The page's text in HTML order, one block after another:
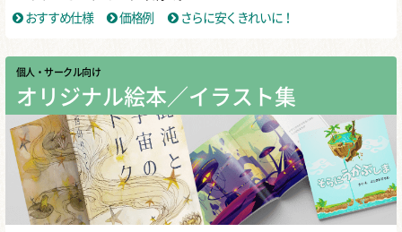
おすすめ仕様
価格例 さらに安くきれいに！
個人・サークル向け
オリジナル絵本／イラスト集